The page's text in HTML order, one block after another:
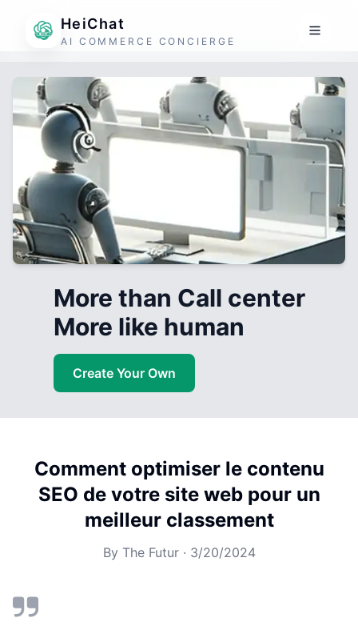
HeiChat
AI COMMERCE CONCIERGE
More than Call center
More like human
Create Your Own
Comment optimiser le contenu
SEO de votre site web pour un
meilleur classement
By The Futur· 3/20/2024